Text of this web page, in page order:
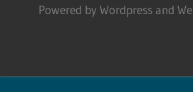
Powered by Wordpress and